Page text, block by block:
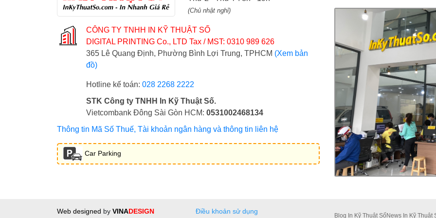
(Chủ nhật nghỉ)
CÔNG TY TNHH IN KỸ THUẬT SỐ
DIGITAL PRINTING Co., LTD Tax / MST: 0310 989 626
365 Lê Quang Định, Phường Bình Lợi Trung, TPHCM (Xem bản
đồ)
Hotline kế toán: 028 2268 2222
STK Công ty TNHH In Kỹ Thuật Số.
Vietcombank Đông Sài Gòn HCM: 0531002468134
Thông tin Mã Số Thuế, Tài khoản ngân hàng và thông tin liên hệ
Car Parking
Web designed by VINADESIGN Điều khoản sử dụng
Blog In Kỹ Thuật Số News In Kỹ Thuật